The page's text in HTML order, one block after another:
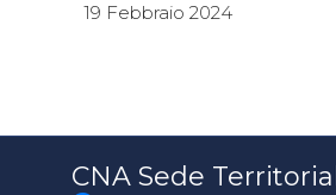
19 Febbraio 2024
CNA Sede